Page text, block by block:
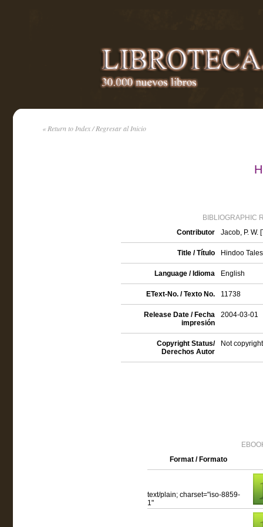
« Return to Index / Regresar al Inicio
BIBLIOGRAPHIC
Contributor
Jacob, P. W.
Title / Título Hindoo
Language / Idioma English
EText-No. / Texto No. 11738
Release Date / Fecha
impresión
2004-03-01
Copyright Status/
Derechos Autor
Not
Format / Formato
text/plain; charset="iso-8859-
1"